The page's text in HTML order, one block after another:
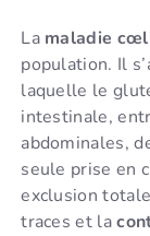
La maladie
population. Il
laquelle le
intestinale,
abdominales,
seule prise en
exclusion
traces et la